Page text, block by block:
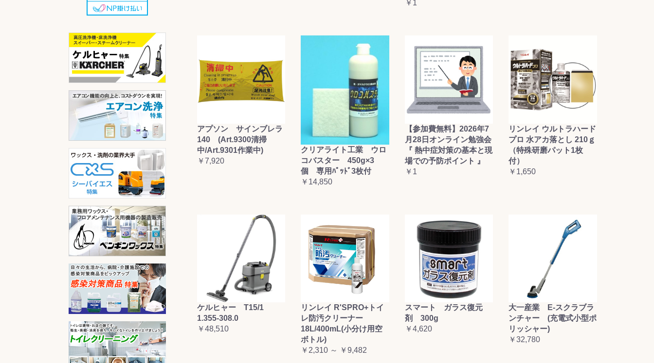
お買い物を続ける
￥1
アプソン サインブレラ
140 (Art.9300清掃
中/Art.9301作業中)
￥7,920
クリアライト工業 ウロ
コバスター 450g×3
個 専用ﾊﾟｯﾄﾞ3枚付
￥14,850
【参加費無料】2026年7
月28日オンライン勉強会
『 熱中症対策の基本と現
場での予防ポイント 』
￥1
リンレイ ウルトラハード
プロ 水アカ落とし 210ｇ
（特殊研磨パット1枚
付）
￥1,650
ケルヒャー T15/1
1.355-308.0
￥48,510
リンレイ R'SPRO+トイ
レ防汚クリーナー
18L/400mL(小分け用空
ボトル)
￥2,310 ～ ￥9,482
スマート ガラス復元
剤 300g
￥4,620
大一産業 E-スクラブラ
ンチャー (充電式小型ポ
リッシャー)
￥32,780